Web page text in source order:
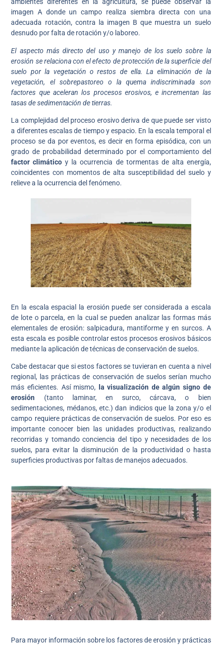
ambientes diferentes en la agricultura, se puede observar la
imagen A donde un campo realiza siembra directa con una
adecuada rotación, contra la imagen B que muestra un suelo
desnudo por falta de rotación y/o laboreo.
El aspecto más directo del uso y manejo de los suelo sobre la
erosión se relaciona con el efecto de protección de la superficie del
suelo por la vegetación o restos de ella. La eliminación de la
vegetación, el sobrepastoreo o la quema indiscriminada son
factores que aceleran los procesos erosivos, e incrementan las
tasas de sedimentación de tierras.
La complejidad del proceso erosivo deriva de que puede ser visto
a diferentes escalas de tiempo y espacio. En la escala temporal el
proceso se da por eventos, es decir en forma episódica, con un
grado de probabilidad determinado por el comportamiento del
factor climático y la ocurrencia de tormentas de alta energía,
coincidentes con momentos de alta susceptibilidad del suelo y
relieve a la ocurrencia del fenómeno.
En la escala espacial la erosión puede ser considerada a escala
de lote o parcela, en la cual se pueden analizar las formas más
elementales de erosión: salpicadura, mantiforme y en surcos. A
esta escala es posible controlar estos procesos erosivos básicos
mediante la aplicación de técnicas de conservación de suelos.
Cabe destacar que si estos factores se tuvieran en cuenta a nivel
regional, las prácticas de conservación de suelos serían mucho
más eficientes. Así mismo, la visualización de algún signo de
erosión (tanto laminar, en surco, cárcava, o bien
sedimentaciones, médanos, etc.) dan indicios que la zona y/o el
campo requiere prácticas de conservación de suelos. Por eso es
importante conocer bien las unidades productivas, realizando
recorridas y tomando conciencia del tipo y necesidades de los
suelos, para evitar la disminución de la productividad o hasta
superficies productivas por faltas de manejos adecuados.
Para mayor información sobre los factores de erosión y prácticas